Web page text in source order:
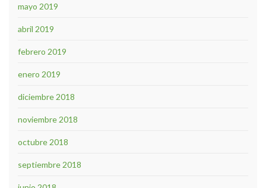
mayo 2019
abril 2019
febrero 2019
enero 2019
diciembre 2018
noviembre 2018
octubre 2018
septiembre 2018